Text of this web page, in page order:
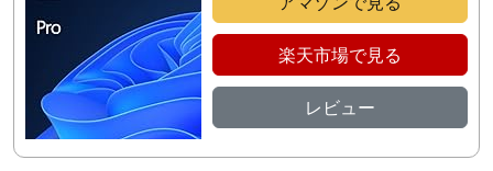
楽天市場で見る
レビュー